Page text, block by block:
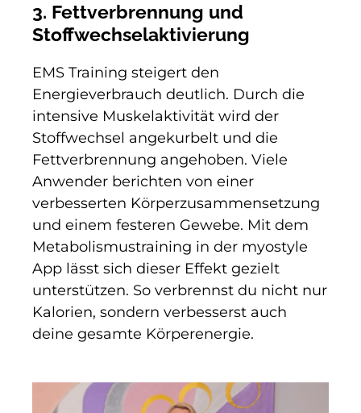
3. Fettverbrennung und
Stoffwechselaktivierung
EMS Training steigert den
Energieverbrauch deutlich. Durch die
intensive Muskelaktivität wird der
Stoffwechsel angekurbelt und die
Fettverbrennung angehoben. Viele
Anwender berichten von einer
verbesserten Körperzusammensetzung
und einem festeren Gewebe. Mit dem
Metabolismustraining in der myostyle
App lässt sich dieser Effekt gezielt
unterstützen. So verbrennst du nicht nur
Kalorien, sondern verbesserst auch
deine gesamte Körperenergie.